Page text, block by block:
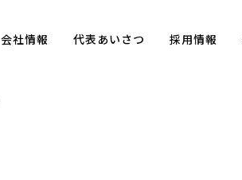
会社情報 代表あいさつ 採用情報